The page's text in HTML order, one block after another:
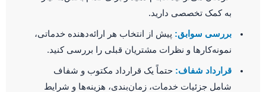
به کمک تخصصی دارید.
بررسی سوابق: پیش از انتخاب هر ارائه‌دهنده خدماتی،
نمونه‌کارها و نظرات مشتریان قبلی را بررسی کنید.
قرارداد شفاف: حتماً یک قرارداد مکتوب و شفاف
شامل جزئیات خدمات، زمان‌بندی، هزینه‌ها و شرایط